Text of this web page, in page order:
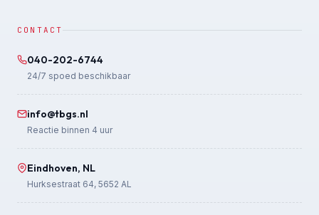
CONTACT
040-202-6744
24/7 spoed beschikbaar
info@tbgs.nl
Reactie binnen 4 uur
Eindhoven, NL
Hurksestraat 64, 5652 AL